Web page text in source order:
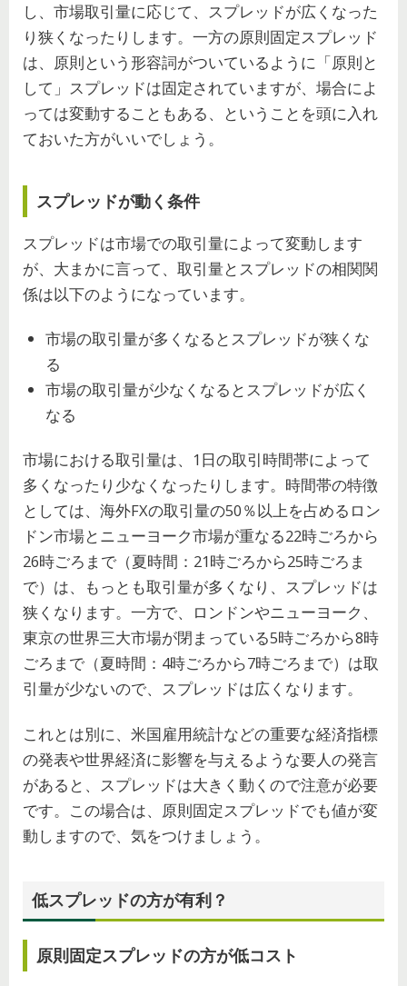
し、市場取引量に応じて、スプレッドが広くなった
り狭くなったりします。一方の原則固定スプレッド
は、原則という形容詞がついているように「原則と
して」スプレッドは固定されていますが、場合によ
っては変動することもある、ということを頭に入れ
ておいた方がいいでしょう。
スプレッドが動く条件
スプレッドは市場での取引量によって変動します
が、大まかに言って、取引量とスプレッドの相関関
係は以下のようになっています。
市場の取引量が多くなるとスプレッドが狭くな
る
市場の取引量が少なくなるとスプレッドが広く
なる
市場における取引量は、1日の取引時間帯によって
多くなったり少なくなったりします。時間帯の特徴
としては、海外FXの取引量の50％以上を占めるロン
ドン市場とニューヨーク市場が重なる22時ごろから
26時ごろまで（夏時間：21時ごろから25時ごろま
で）は、もっとも取引量が多くなり、スプレッドは
狭くなります。一方で、ロンドンやニューヨーク、
東京の世界三大市場が閉まっている5時ごろから8時
ごろまで（夏時間：4時ごろから7時ごろまで）は取
引量が少ないので、スプレッドは広くなります。
これとは別に、米国雇用統計などの重要な経済指標
の発表や世界経済に影響を与えるような要人の発言
があると、スプレッドは大きく動くので注意が必要
です。この場合は、原則固定スプレッドでも値が変
動しますので、気をつけましょう。
低スプレッドの方が有利？
原則固定スプレッドの方が低コスト